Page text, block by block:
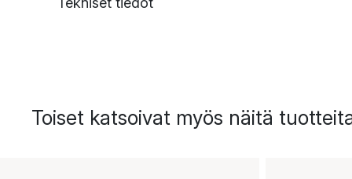
Toiset katsoivat myös näitä